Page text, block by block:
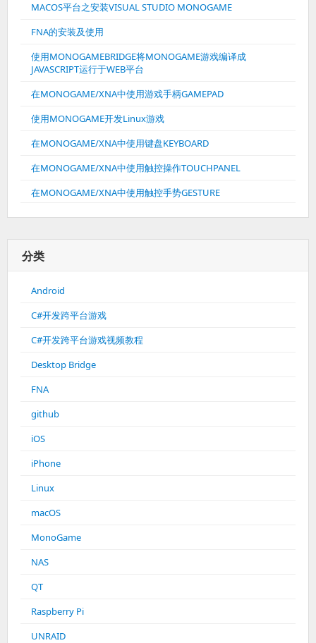
MACOS平台之安装VISUAL STUDIO MONOGAME
FNA的安装及使用
使用MONOGAMEBRIDGE将MONOGAME游戏编译成
JAVASCRIPT运行于WEB平台
在MONOGAME/XNA中使用游戏手柄GAMEPAD
使用MONOGAME开发Linux游戏
在MONOGAME/XNA中使用键盘KEYBOARD
在MONOGAME/XNA中使用触控操作TOUCHPANEL
在MONOGAME/XNA中使用触控手势GESTURE
分类
Android
C#开发跨平台游戏
C#开发跨平台游戏视频教程
Desktop Bridge
FNA
github
iOS
iPhone
Linux
macOS
MonoGame
NAS
QT
Raspberry Pi
UNRAID